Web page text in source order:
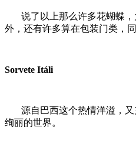
说了以上那么许多花蝴蝶，
外，还有许多算在包装门类，
Sorvete Itáli
源自巴西这个热情洋溢，又
绚丽的世界。